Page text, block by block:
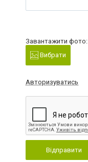
Завантажити фото:
Вибрати
Авторизуватись
Відправити